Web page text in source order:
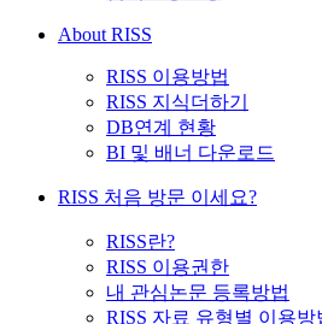
About RISS
RISS 이용방법
RISS 지식더하기
DB연계 현황
BI 및 배너 다운로드
RISS 처음 방문 이세요?
RISS란?
RISS 이용권한
내 관심논문 등록방법
RISS 자료 유형별 이용방